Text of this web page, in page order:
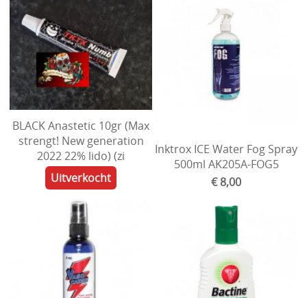
Piercing
Tattoo verwijdering laser
KOOPJES
Indibeau
Beauty
BLACK Anastetic 10gr (Max
strengt! New generation
2022 22% lido) (zi
Uitverkocht
Inktrox ICE Water Fog Spray
500ml AK205A-FOG5
€ 8,00